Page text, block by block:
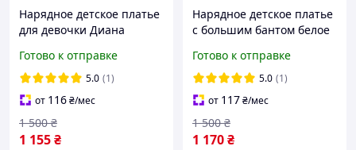
Нарядное детское платье
для девочки Диана
фатиновой юбкой и
кружевным лифом на
выпускной, день
рождения
Готово к отправке
5.0 (1)
от 116₴/мес
1 155₴
1 500 ₴
Нарядное детское платье
с большим бантом белое
девочки на выпускной,
день рождения, свад
Готово к отправке
5.0 (1)
от 117₴/мес
1 170₴
1 500 ₴